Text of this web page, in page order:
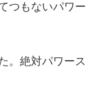
つもないパワー
。絶対パワース